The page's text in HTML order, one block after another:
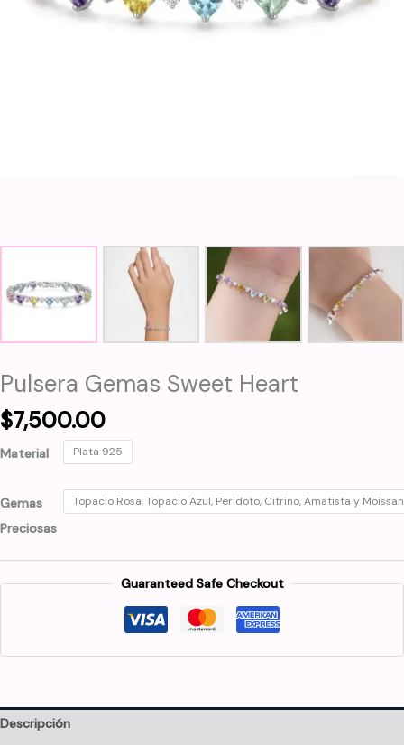
Pulsera Gemas Sweet Heart
$7,500.00
Material Plata 925
Gemas
Preciosas
Topacio Rosa, Topacio Azul, Peridoto, Citrino, Amatista y
Guaranteed Safe Checkout
Descripción